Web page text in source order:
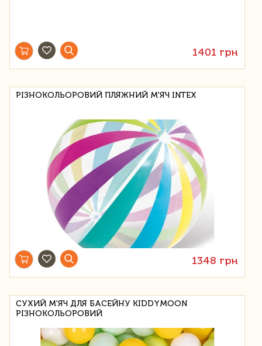
1401 грн
РІЗНОКОЛЬОРОВИЙ ПЛЯЖНИЙ М'ЯЧ INTEX
1348 грн
СУХИЙ М'ЯЧ ДЛЯ БАСЕЙНУ KIDDYMOON
РІЗНОКОЛЬОРОВИЙ